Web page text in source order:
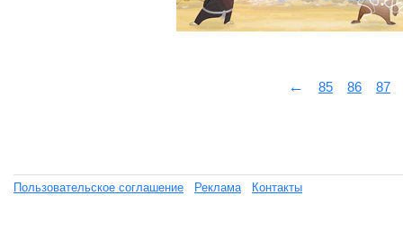
← 85 86 87
Пользовательское соглашение Реклама Контакты